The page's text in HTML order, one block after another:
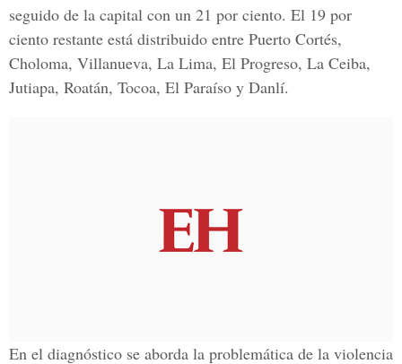
seguido de la capital con un 21 por ciento. El 19 por
ciento restante está distribuido entre Puerto Cortés,
Choloma, Villanueva, La Lima, El Progreso, La Ceiba,
Jutiapa, Roatán, Tocoa, El Paraíso y Danlí.
En el diagnóstico se aborda la problemática de la violencia